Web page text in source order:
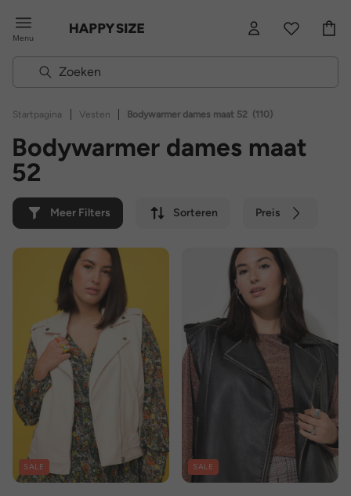
Menu
Startpagina | Vesten | Bodywarmer dames maat 52 (110)
Bodywarmer dames maat
52
Meer Filters Sorteren Preis
SALE SALE